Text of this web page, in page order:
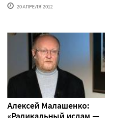
20 АПРЕЛЯ'2012
Алексей Малашенко: